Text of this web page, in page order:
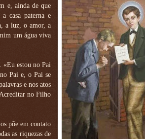
e, ainda de que
casa paterna e
a luz, o amor, a
um água viva
«Eu estou no Pai
Pai e, o Pai se
e nos atos
no Filho
põe em contato
as riquezas de